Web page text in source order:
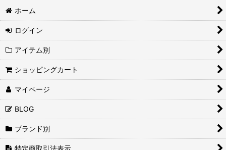
ホーム
ログイン
アイテム別
ショッピングカート
マイページ
BLOG
ブランド別
特定商取引法表示